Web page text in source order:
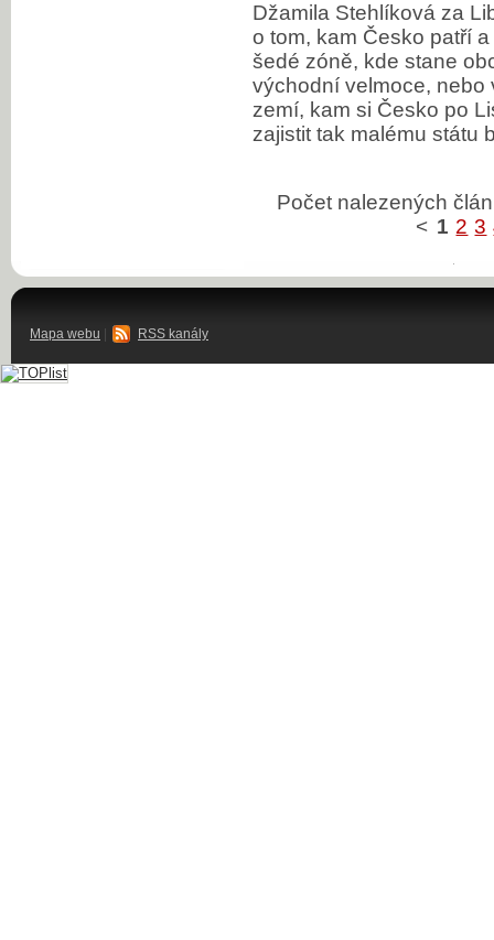
Džamila Stehlíková za
o tom, kam Česko patří
šedé zóně, kde stane
východní velmoce,
zemí, kam si Česko po
zajistit tak malému státu
Počet nalezených
< 1 2 3
Mapa webu RSS kanály